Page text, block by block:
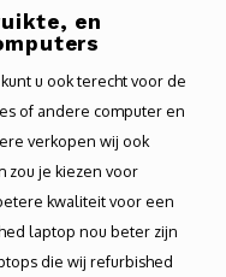
en
u ook terecht voor de
of andere computer en
verkopen wij ook
zou je kiezen voor
kwaliteit voor een
laptop nou beter zijn
die wij refurbished